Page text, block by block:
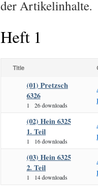
der Artikelinhalte.
Heft 1
Title
(01) Pretzsch
6326
1 26 downloads
(02) Hein 6325
1. Teil
1 16 downloads
(03) Hein 6325
2. Teil
1 14 downloads